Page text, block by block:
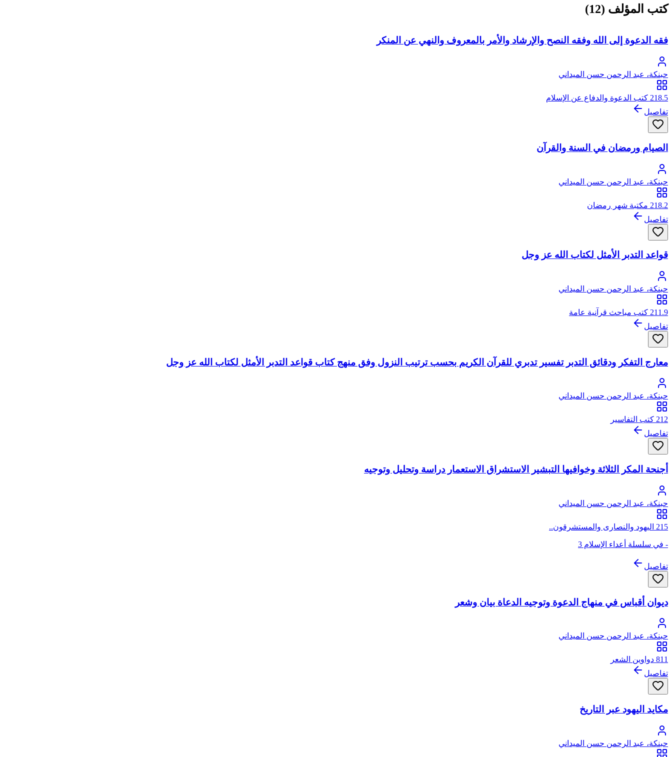
كتب المؤلف (12)
فقه الدعوة إلى الله وفقه النصح والإرشاد والأمر بالمعروف والنهي عن المنكر
حبنكة، عبد الرحمن حسن الميداني
218.5 كتب الدعوة والدفاع عن الإسلام
تفاصيل
الصيام ورمضان في السنة والقرآن
حبنكة، عبد الرحمن حسن الميداني
218.2 مكتبة شهر رمضان
تفاصيل
قواعد التدبر الأمثل لكتاب الله عز وجل
حبنكة، عبد الرحمن حسن الميداني
211.9 كتب مباحث قرآنية عامة
تفاصيل
معارج التفكر ودقائق التدبر تفسير تدبري للقرآن الكريم بحسب ترتيب النزول وفق منهج كتاب قواعد التدبر الأمثل لكتاب الله عز وجل
حبنكة، عبد الرحمن حسن الميداني
212 كتب التفاسير
تفاصيل
أجنحة المكر الثلاثة وخوافيها التبشير الاستشراق الاستعمار دراسة وتحليل وتوجيه
حبنكة، عبد الرحمن حسن الميداني
215 اليهود والنصارى والمستشرقون..
- في سلسلة أعداء الإسلام 3
تفاصيل
ديوان أقباس في منهاج الدعوة وتوجيه الدعاة بيان وشعر
حبنكة، عبد الرحمن حسن الميداني
811 دواوين الشعر
تفاصيل
مكايد اليهود عبر التاريخ
حبنكة، عبد الرحمن حسن الميداني